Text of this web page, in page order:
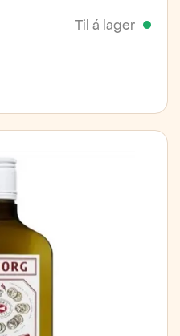
Til á lager